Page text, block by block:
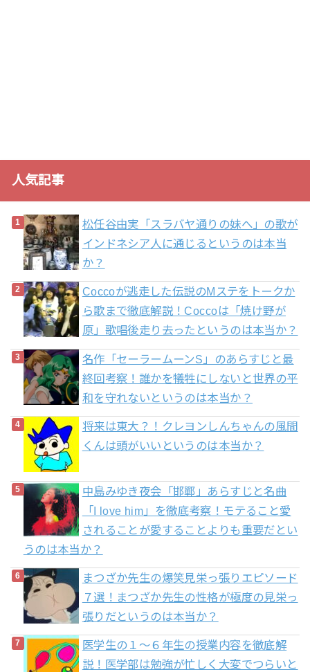
人気記事
松任谷由実「スラバヤ通りの妹へ」の歌が
インドネシア人に通じるというのは本当
か？
Coccoが逃走した伝説のMステをトークか
ら歌まで徹底解説！Coccoは「焼け野が
原」歌唱後走り去ったというのは本当か？
名作「セーラームーンS」のあらすじと最
終回考察！誰かを犠牲にしないと世界の平
和を守れないというのは本当か？
将来は東大？！クレヨンしんちゃんの風間
くんは頭がいいというのは本当か？
中島みゆき夜会「邯鄲」あらすじと名曲
「I love him」を徹底考察！モテること愛
されることが愛することよりも重要だとい
うのは本当か？
まつざか先生の爆笑見栄っ張りエピソード
７選！まつざか先生の性格が極度の見栄っ
張りだというのは本当か？
医学生の１〜６年生の授業内容を徹底解
説！医学部は勉強が忙しく大変でつらいと